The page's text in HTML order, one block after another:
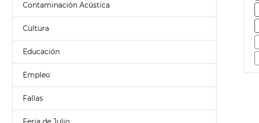
Contaminación Acústica
Cultura
Educación
Empleo
Fallas